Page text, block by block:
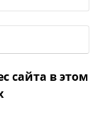
сайта в этом